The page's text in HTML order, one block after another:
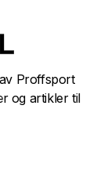
Proffsport
og artikler til